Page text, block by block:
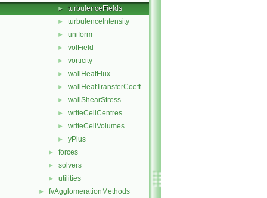
► turbulenceFields
► turbulenceIntensity
► uniform
► volField
► vorticity
► wallHeatFlux
► wallHeatTransferCoeff
► wallShearStress
► writeCellCentres
► writeCellVolumes
► yPlus
► forces
► solvers
► utilities
► fvAgglomerationMethods